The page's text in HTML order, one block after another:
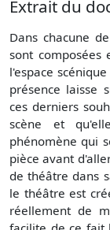
Extrait du
Dans chacune
sont composées
l'espace
présence laisse
ces derniers
scène et
phénomène qui
pièce avant
de théâtre dans
le théâtre est
réellement de